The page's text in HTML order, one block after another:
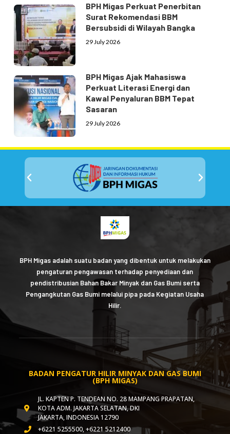
BPH Migas Perkuat Penerbitan
Surat Rekomendasi BBM
Bersubsidi di Wilayah Bangka
29 July 2026
BPH Migas Ajak Mahasiswa
Perkuat Literasi Energi dan
Kawal Penyaluran BBM Tepat
Sasaran
29 July 2026
BPH Migas adalah suatu badan yang dibentuk untuk melakukan
pengaturan pengawasan terhadap penyediaan dan
pendistribusian Bahan Bakar Minyak dan Gas Bumi serta
Pengangkutan Gas Bumi melalui pipa pada Kegiatan Usaha
Hilir.
BADAN PENGATUR HILIR MINYAK DAN GAS BUMI
(BPH MIGAS)
JL. KAPTEN P. TENDEAN NO. 28 MAMPANG PRAPATAN,
KOTA ADM. JAKARTA SELATAN, DKI
JAKARTA, INDONESIA 12790
+6221 5255500, +6221 5212400